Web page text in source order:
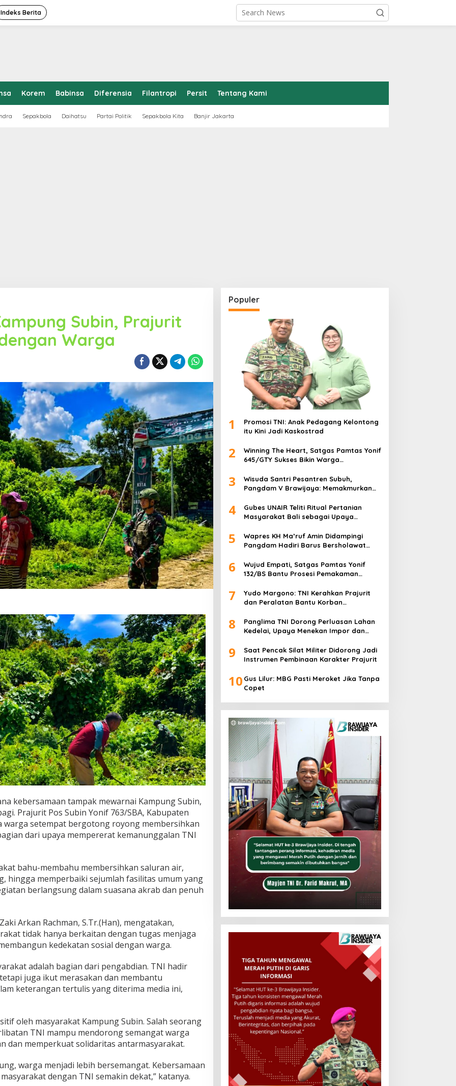
Indeks Berita
Korem Babinsa Diferensia Filantropi Persit Tentang Kami
Sepakbola Daihatsu Partai Politik Sepakbola Kita Banjir Jakarta
Subin, Prajurit
Warga
kebersamaan tampak mewarnai Kampung Subin,
Prajurit Pos Subin Yonif 763/SBA, Kabupaten
warga setempat bergotong royong membersihkan
dari upaya mempererat kemanunggalan TNI
bahu-membahu membersihkan saluran air,
hingga memperbaiki sejumlah fasilitas umum yang
berlangsung dalam suasana akrab dan penuh
Arkan Rachman, S.Tr.(Han), mengatakan,
tidak hanya berkaitan dengan tugas menjaga
kedekatan sosial dengan warga.
adalah bagian dari pengabdian. TNI hadir
juga ikut merasakan dan membantu
keterangan tertulis yang diterima media ini,
oleh masyarakat Kampung Subin. Salah seorang
TNI mampu mendorong semangat warga
dan memperkuat solidaritas antarmasyarakat.
warga menjadi lebih bersemangat. Kebersamaan
dengan TNI semakin dekat,” katanya.
Populer
1
Promosi TNI: Anak Pedagang Kelontong
itu Kini Jadi Kaskostrad
2
Winning The Heart, Satgas Pamtas Yonif
645/GTY Sukses Bikin Warga
3
Wisuda Santri Pesantren Subuh,
Pangdam V Brawijaya: Memakmurkan
4
Gubes UNAIR Teliti Ritual Pertanian
Masyarakat Bali sebagai Upaya
5
Wapres KH Ma’ruf Amin Didampingi
Pangdam Hadiri Barus Bersholawat
6
Wujud Empati, Satgas Pamtas Yonif
132/BS Bantu Prosesi Pemakaman
7
Yudo Margono: TNI Kerahkan Prajurit
dan Peralatan Bantu Korban
8
Panglima TNI Dorong Perluasan Lahan
Kedelai, Upaya Menekan Impor dan
9
Saat Pencak Silat Militer Didorong Jadi
Instrumen Pembinaan Karakter Prajurit
10 Gus Lilur: MBG Pasti Meroket Jika Tanpa
Copet